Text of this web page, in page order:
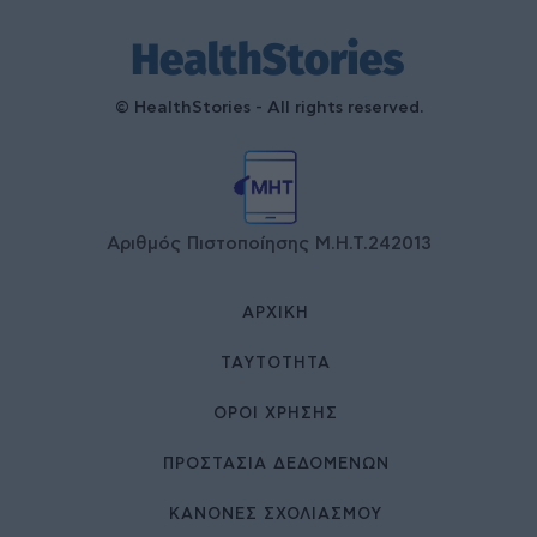
© HealthStories - All rights reserved.
Αριθμός Πιστοποίησης Μ.Η.Τ.242013
ΑΡΧΙΚΉ
ΤΑΥΤΌΤΗΤΑ
ΌΡΟΙ ΧΡΉΣΗΣ
ΠΡΟΣΤΑΣΙΑ ΔΕΔΟΜΕΝΩΝ
ΚΑΝΟΝΕΣ ΣΧΟΛΙΑΣΜΟΥ